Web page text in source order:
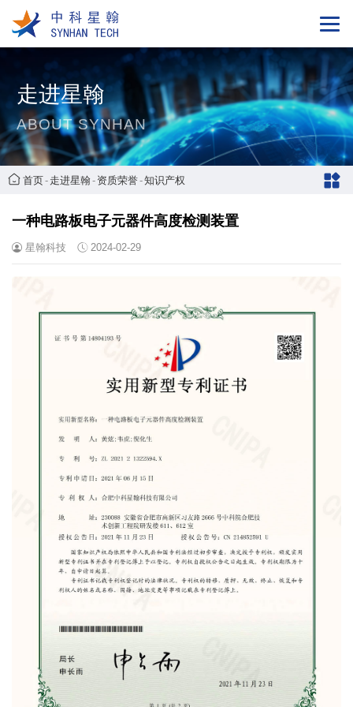
走进星翰
ABOUT SYNHAN
首页- 走进星翰- 资质荣誉-知识产权
一种电路板电子元器件高度检测装置
星翰科技 2024-02-29